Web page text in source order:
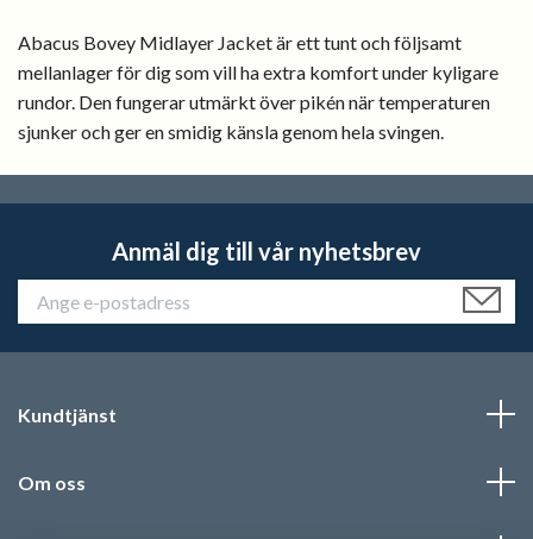
Abacus Bovey Midlayer Jacket är ett tunt och följsamt
mellanlager för dig som vill ha extra komfort under kyligare
rundor. Den fungerar utmärkt över pikén när temperaturen
sjunker och ger en smidig känsla genom hela svingen.
Anmäl dig till vår nyhetsbrev
Kundtjänst
Om oss